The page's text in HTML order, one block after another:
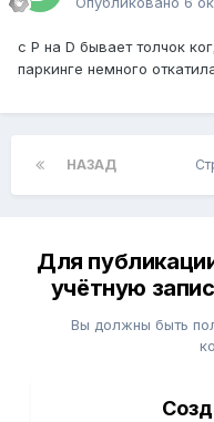
с P на D бывает толчок
паркинге немного
НАЗАД
Для
учётную
Вы должны быть